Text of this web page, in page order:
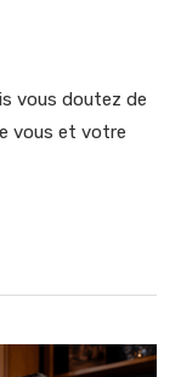
vous doutez de
vous et votre